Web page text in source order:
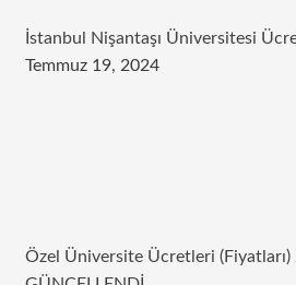
İstanbul Nişantaşı Üniversitesi
Temmuz 19, 2024
Özel Üniversite Ücretleri